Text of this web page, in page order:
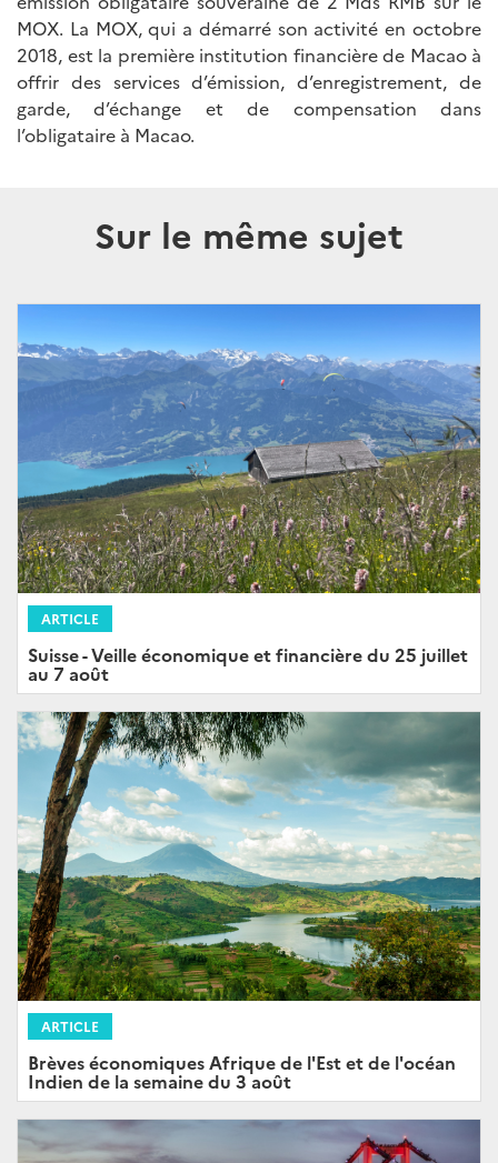
MOX. La MOX, qui a démarré son activité en octobre
2018, est la première institution financière de Macao à
offrir des services d’émission, d’enregistrement, de
garde, d’échange et de compensation dans
l’obligataire à Macao.
Sur le même sujet
ARTICLE
Suisse - Veille économique et financière du 25 juillet
au 7 août
ARTICLE
Brèves économiques Afrique de l'Est et de l'océan
Indien de la semaine du 3 août